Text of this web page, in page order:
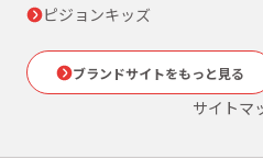
ピジョンキッズ
ブランドサイトをもっと見る
サイトマ